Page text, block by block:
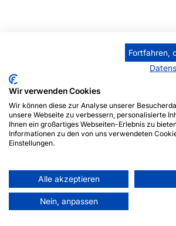
Startseite
Künstler
Autoren
Art Consulting
Fortfahren,
Wir verwenden Cookies
Wir können diese zur Analyse unserer
unsere Webseite zu verbessern, personalisierte
Ihnen ein großartiges Webseiten-Erlebnis zu
Informationen zu den von uns verwendeten
Einstellungen.
Alle akzeptieren
Nein, anpassen